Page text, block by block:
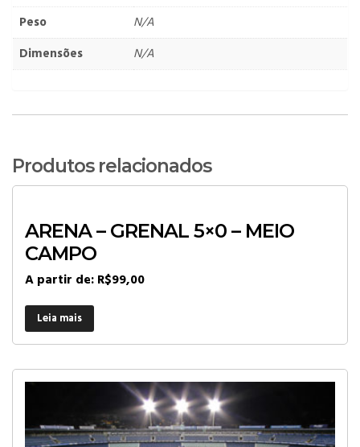
Peso
N/A
Dimensões
N/A
Produtos relacionados
ARENA – GRENAL 5×0 – MEIO
CAMPO
A partir de:R$99,00
Leia mais